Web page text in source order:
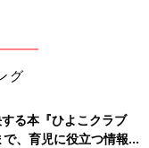
グ
る本『ひよこクラブ
、育児に役立つ情報が